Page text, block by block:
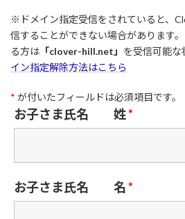
※ドメイン指定受信をされていると、
信することができない場合があります
る方は 「clover-hill.net」 を受信可能な
イン指定解除方法はこちら
* が付いたフィールドは必須項目です。
お子さま氏名 姓*
お子さま氏名 名*